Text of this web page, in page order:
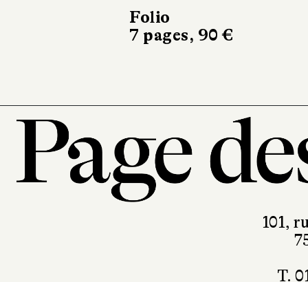
Folio
7 pages, 90 €
101,
T.